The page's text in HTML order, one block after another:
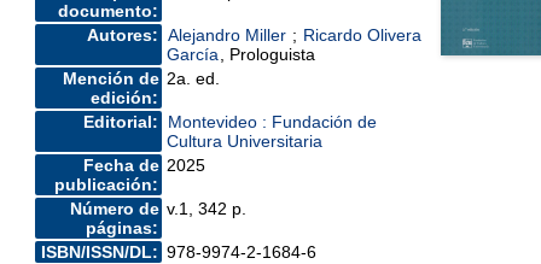
documento:
Autores: Alejandro Miller ; Ricardo Olivera
García
, Prologuista
Mención de
edición:
2a. ed.
Editorial:
Montevideo : Fundación de
Cultura Universitaria
Fecha de
publicación:
2025
Número de
páginas:
v.1, 342 p.
ISBN/ISSN/DL: 978-9974-2-1684-6